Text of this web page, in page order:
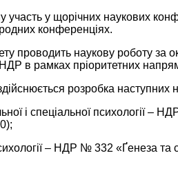
участь у щорічних наукових
конференціях.
проводить наукову роботу за
в рамках пріоритетних
розробка наступних
і спеціальної психології –
– НДР № 332 «Ґенеза та